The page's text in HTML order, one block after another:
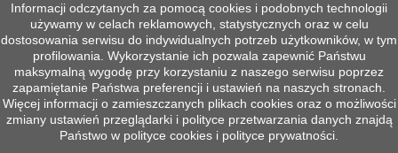
DOLNA PRZEDNIA SZYBA KABINY EVO1
Więcej
POWRÓT DO GÓRY 
Informacji odczytanych za pomocą cookies i podobnych technologii
używamy w celach reklamowych, statystycznych oraz w celu
dostosowania serwisu do indywidualnych potrzeb użytkowników, w tym
profilowania. Wykorzystanie ich pozwala zapewnić Państwu
maksymalną wygodę przy korzystaniu z naszego serwisu poprzez
zapamiętanie Państwa preferencji i ustawień na naszych stronach.
Więcej informacji o zamieszczanych plikach cookies oraz o możliwości
zmiany ustawień przeglądarki i polityce przetwarzania danych znajdą
Państwo w polityce cookies i polityce prywatności.